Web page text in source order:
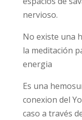
nervioso.
No existe una
la meditación
energia
Es una
conexion del
caso a través